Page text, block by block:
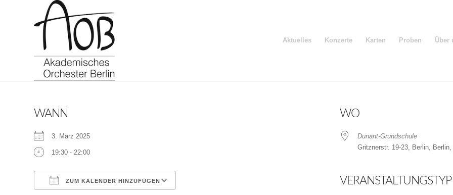
Aktuelles Konzerte Karten Proben Über
WANN
3. März 2025
19:30 - 22:00
ZUM KALENDER HINZUFÜGEN
WO
Dunant-Grundschule
Gritznerstr. 19-23, Berlin, Berlin,
VERANSTALTUNGSTYP